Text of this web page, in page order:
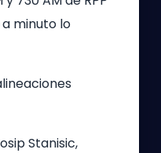
minuto lo
Stanisic,